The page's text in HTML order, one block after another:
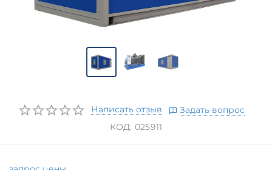
Написать отзыв
Задать вопрос
КОД: 025911